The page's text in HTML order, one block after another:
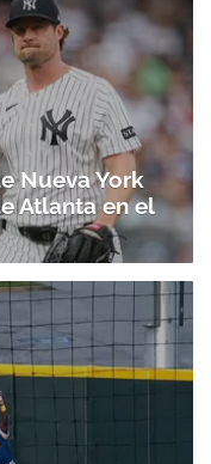
Nueva York
Atlanta en el